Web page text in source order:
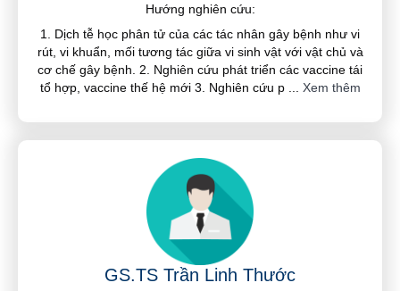
Hướng nghiên cứu:
1. Dịch tễ học phân tử của các tác nhân gây bệnh như vi
rút, vi khuẩn, mối tương tác giữa vi sinh vật với vật chủ và
cơ chế gây bệnh. 2. Nghiên cứu phát triển các vaccine tái
tổ hợp, vaccine thế hệ mới 3. Nghiên cứu p
Xem thêm
GS.TS Trần Linh Thước